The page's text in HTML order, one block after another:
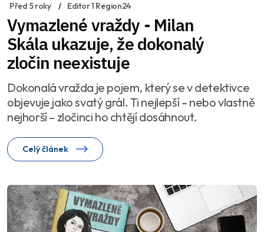
Před 5 roky Editor 1 Region24
Vymazlené vraždy - Milan
Skála ukazuje, že dokonalý
zločin neexistuje
Dokonalá vražda je pojem, který se v detektivce
objevuje jako svatý grál. Ti nejlepší – nebo vlastně
nejhorší – zločinci ho chtějí dosáhnout.
Celý článek